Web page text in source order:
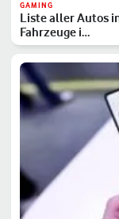
GAMING
Liste aller Autos
Fahrzeuge i…